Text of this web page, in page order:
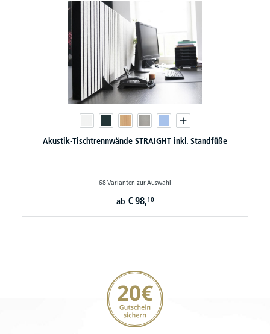
Akustik-Tischtrennwände STRAIGHT inkl. Standfüße
68 Varianten zur Auswahl
ab € 98,10
20€ Gutschein sichern